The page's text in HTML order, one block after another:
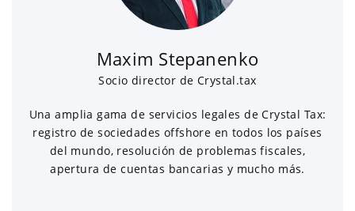
Maxim Stepanenko
Socio director de Crystal.tax
Una amplia gama de servicios legales de Crystal Tax:
registro de sociedades offshore en todos los países
del mundo, resolución de problemas fiscales,
apertura de cuentas bancarias y mucho más.